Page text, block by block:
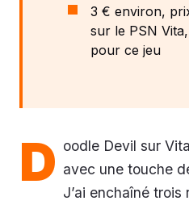
3 € environ,
sur le PSN
pour ce jeu
D oodle Devil sur
avec une touche
J’ai enchaîné